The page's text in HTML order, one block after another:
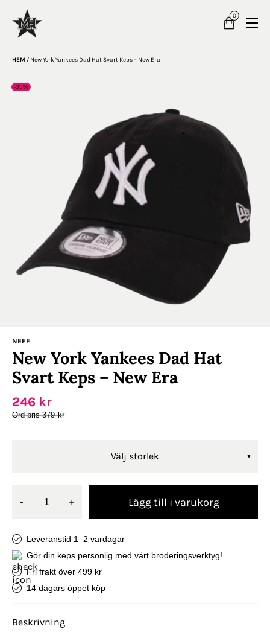
0
HEM / New York Yankees Dad Hat Svart Keps – New Era
-35%
NEFF
New York Yankees Dad Hat
Svart Keps – New Era
379 kr
246 kr
Välj storlek
- + Lägg till i varukorg
Leveranstid 1–2 vardagar
Gör din keps personlig med vårt broderingsverktyg!
Fri frakt över 499 kr
14 dagars öppet köp
Beskrivning